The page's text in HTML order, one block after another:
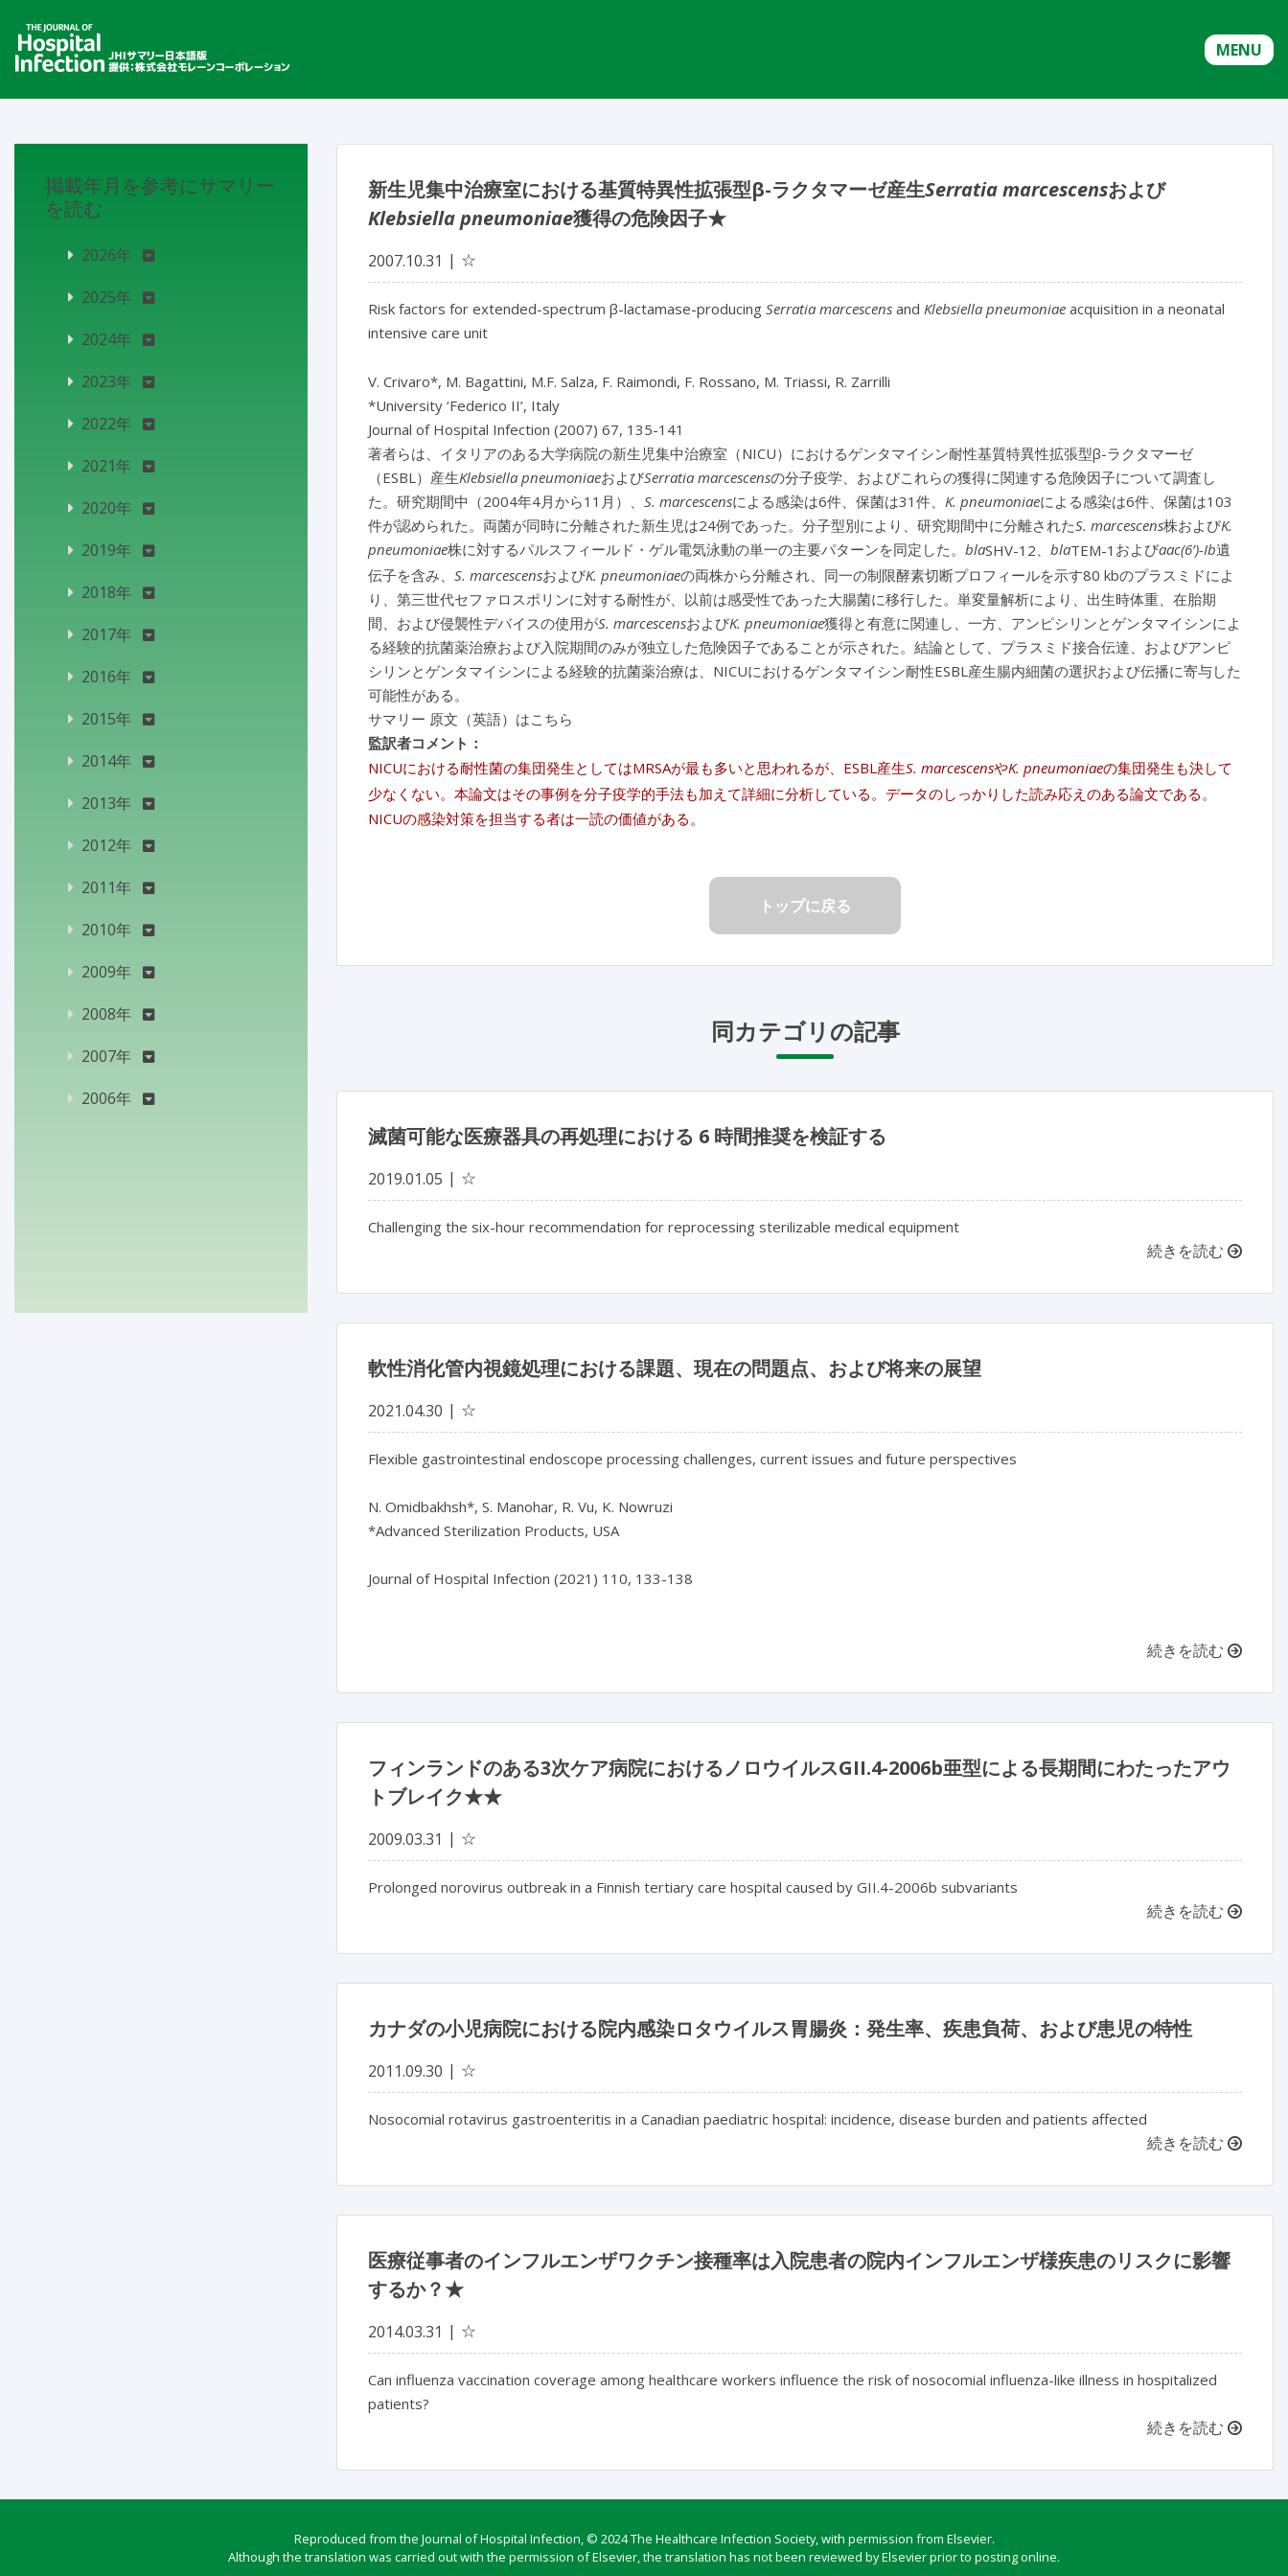
MENU
新生児集中治療室における基質特異性拡張型β-ラクタマーゼ産生Serratia marcescensおよび
Klebsiella pneumoniae獲得の危険因子★
2007.10.31 ☆
Risk factors for extended-spectrum β-lactamase-producing Serratia marcescens and Klebsiella pneumoniae acquisition in a neonatal
intensive care unit
V. Crivaro*, M. Bagattini, M.F. Salza, F. Raimondi, F. Rossano, M. Triassi, R. Zarrilli
*University ‘Federico II’, Italy
Journal of Hospital Infection (2007) 67, 135-141
著者らは、イタリアのある大学病院の新生児集中治療室（NICU）におけるゲンタマイシン耐性基質特異性拡張型β-ラクタマーゼ
（ESBL）産生Klebsiella pneumoniaeおよびSerratia marcescensの分子疫学、およびこれらの獲得に関連する危険因子について調査し
た。研究期間中（2004年4月から11月）、 S. marcescensによる感染は6件、保菌は31件、 K. pneumoniaeによる感染は6件、保菌は103
件が認められた。両菌が同時に分離された新生児は24例であった。分子型別により、研究期間中に分離されたS. marcescens株およびK.
pneumoniae株に対するパルスフィールド・ゲル電気泳動の単一の主要パターンを同定した。 blaSHV-12、 blaTEM-1 およびaac(6’)-Ib遺
伝子を含み、 S. marcescensおよびK. pneumoniaeの両株から分離され、同一の制限酵素切断プロフィールを示す80 kbのプラスミドによ
り、第三世代セファロスポリンに対する耐性が、以前は感受性であった大腸菌に移行した。単変量解析により、出生時体重、在胎期
間、および侵襲性デバイスの使用がS. marcescensおよびK. pneumoniae獲得と有意に関連し、一方、アンピシリンとゲンタマイシンによ
る経験的抗菌薬治療および入院期間のみが独立した危険因子であることが示された。結論として、プラスミド接合伝達、およびアンピ
シリンとゲンタマイシンによる経験的抗菌薬治療は、NICUにおけるゲンタマイシン耐性ESBL産生腸内細菌の選択および伝播に寄与した
可能性がある。
サマリー 原文（英語）はこちら
監訳者コメント：
NICUにおける耐性菌の集団発生としてはMRSAが最も多いと思われるが、ESBL産生S. marcescensやK. pneumoniaeの集団発生も決して
少なくない。本論文はその事例を分子疫学的手法も加えて詳細に分析している。データのしっかりした読み応えのある論文である。
NICUの感染対策を担当する者は一読の価値がある。
トップに戻る
同カテゴリの記事
滅菌可能な医療器具の再処理における 6 時間推奨を検証する
2019.01.05 ☆
Challenging the six-hour recommendation for reprocessing sterilizable medical equipment
続きを読む
軟性消化管内視鏡処理における課題、現在の問題点、および将来の展望
2021.04.30 ☆
Flexible gastrointestinal endoscope processing challenges, current issues and future perspectives
N. Omidbakhsh*, S. Manohar, R. Vu, K. Nowruzi
*Advanced Sterilization Products, USA
Journal of Hospital Infection (2021) 110, 133-138
続きを読む
フィンランドのある3次ケア病院におけるノロウイルスGII.4-2006b亜型による長期間にわたったアウ
トブレイク★★
2009.03.31 ☆
Prolonged norovirus outbreak in a Finnish tertiary care hospital caused by GII.4-2006b subvariants
続きを読む
カナダの小児病院における院内感染ロタウイルス胃腸炎：発生率、疾患負荷、および患児の特性
2011.09.30 ☆
Nosocomial rotavirus gastroenteritis in a Canadian paediatric hospital: incidence, disease burden and patients affected
続きを読む
医療従事者のインフルエンザワクチン接種率は入院患者の院内インフルエンザ様疾患のリスクに影響
するか？★
2014.03.31 ☆
Can influenza vaccination coverage among healthcare workers influence the risk of nosocomial influenza-like illness in hospitalized
patients?
続きを読む
掲載年月を参考にサマリー
を読む
2026年
2025年
2024年
2023年
2022年
2021年
2020年
2019年
2018年
2017年
2016年
2015年
2014年
2013年
2012年
2011年
2010年
2009年
2008年
2007年
2006年
Reproduced from the Journal of Hospital Infection, © 2024 The Healthcare Infection Society, with permission from Elsevier.
Although the translation was carried out with the permission of Elsevier, the translation has not been reviewed by Elsevier prior to posting online.